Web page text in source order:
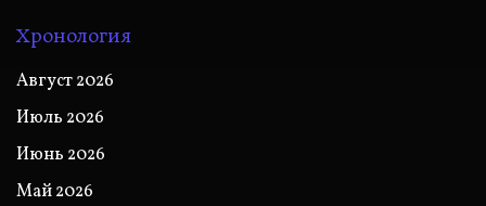
Хронология
Август 2026
Июль 2026
Июнь 2026
Май 2026